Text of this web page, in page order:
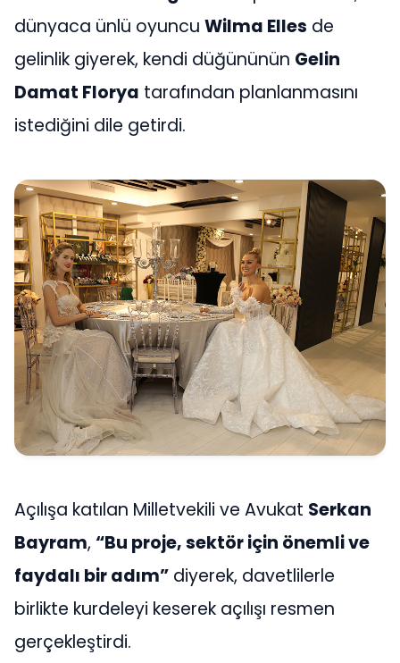
dünyaca ünlü oyuncu Wilma Elles de
gelinlik giyerek, kendi düğününün Gelin
Damat Florya tarafından planlanmasını
istediğini dile getirdi.
Açılışa katılan Milletvekili ve Avukat Serkan
Bayram, “Bu proje, sektör için önemli ve
faydalı bir adım” diyerek, davetlilerle
birlikte kurdeleyi keserek açılışı resmen
gerçekleştirdi.